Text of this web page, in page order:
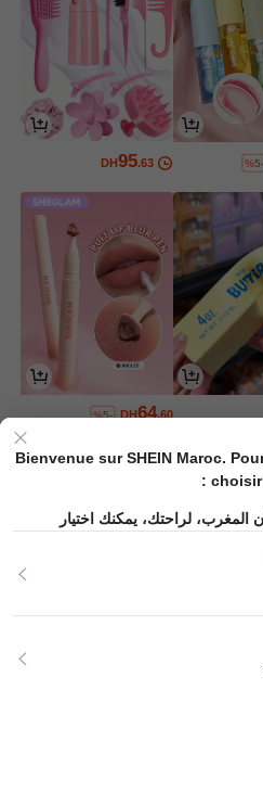
%5-
DH95.63
DH64.60
%5-
Bienvenue sur SHEIN Maroc.
choisir